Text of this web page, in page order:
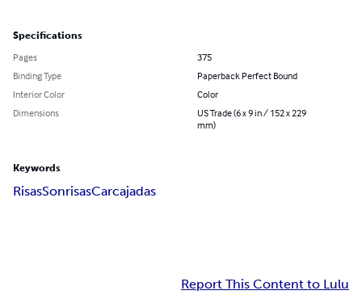
Specifications
Pages
375
Binding Type
Paperback Perfect Bound
Interior Color
Color
Dimensions
US Trade (6 x 9 in / 152 x 229
mm)
Keywords
RisasSonrisasCarcajadas
Report This Content to Lulu